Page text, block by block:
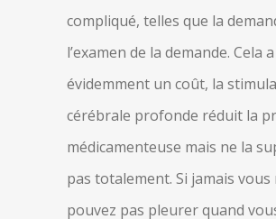
compliqué, telles que la
l’examen de la demande. Cela a
évidemment un coût, la
cérébrale profonde réduit la
médicamenteuse mais ne la
pas totalement. Si jamais vous
pouvez pas pleurer quand